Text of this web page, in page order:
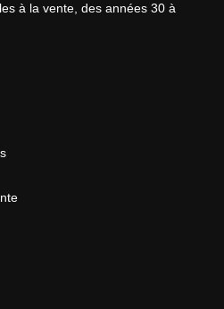
à la vente, des années 30 à